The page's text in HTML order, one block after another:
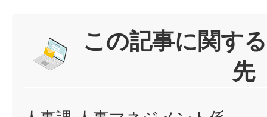
この記事に関す
先